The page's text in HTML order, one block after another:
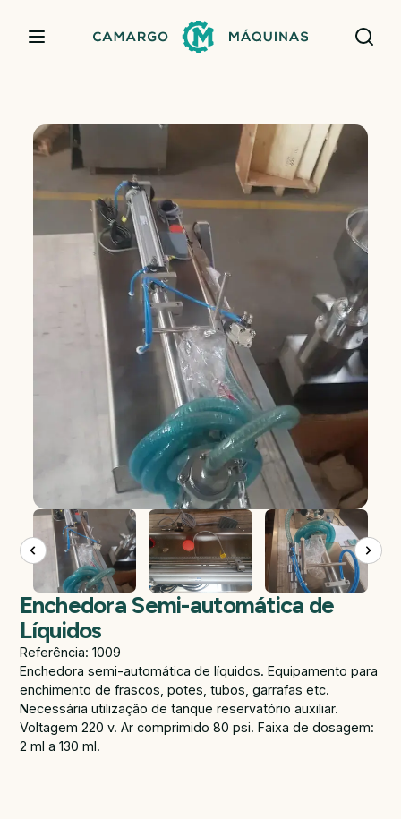
Enchedora Semi-automática de
Líquidos
Referência: 1009
Enchedora semi-automática de líquidos. Equipamento para
enchimento de frascos, potes, tubos, garrafas etc.
Necessária utilização de tanque reservatório auxiliar.
Voltagem 220 v. Ar comprimido 80 psi. Faixa de dosagem:
2 ml a 130 ml.